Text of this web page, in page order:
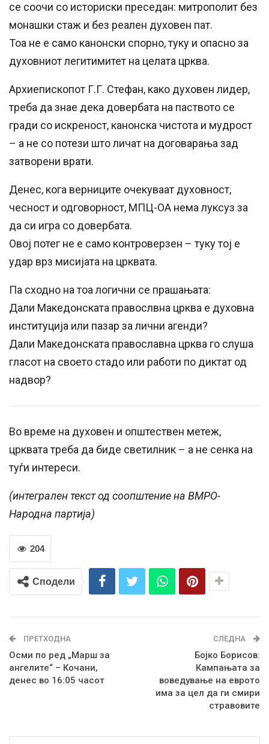
се соочи со историски преседан: митрополит без
монашки стаж и без реален духовен пат.
Тоа не е само канонски спорно, туку и опасно за
духовниот легитимитет на целата црква.
Архиепископот Г.Г. Стефан, како духовен лидер,
треба да знае дека довербата на паството се
гради со искреност, канонска чистота и мудрост
– а не со потези што личат на договарања зад
затворени врати.
Денес, кога верниците очекуваат духовност,
чесност и одговорност, МПЦ-ОА нема луксуз за
да си игра со довербата.
Овој потег не е само контроверзен – туку тој е
удар врз мисијата на црквата.
Па сходно на тоа логични се прашањата:
Дали Македонската правослвна црква е духовна
институција или пазар за лични агенди?
Дали Македонската православна црква го слуша
гласот на своето стадо или работи по диктат од
надвор?
Во време на духовен и општествен метеж,
црквата треба да биде светилник – а не сенка на
туѓи интереси.
(интегрален текст од соопштение на ВМРО-
Народна партија)
204
Сподели
ПРЕТХОДНА
Осми по ред „Марш за
ангелите“ – Кочани,
денес во 16:05 часот
СЛЕДНА
Бојко Борисов:
Кампањата за
воведување на еврото
има за цел да ги смири
стравовите